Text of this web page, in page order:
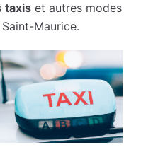
taxis et autres modes
Maurice.